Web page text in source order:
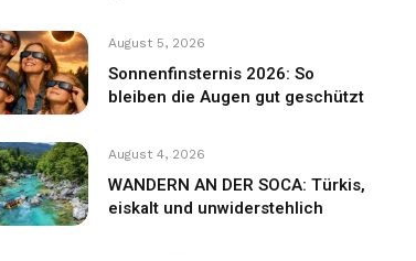
August 5, 2026
Sonnenfinsternis 2026: So
bleiben die Augen gut geschützt
August 4, 2026
WANDERN AN DER SOCA: Türkis,
eiskalt und unwiderstehlich